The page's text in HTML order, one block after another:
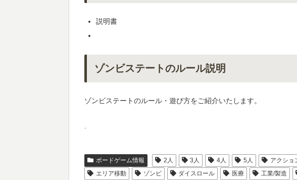
説明書
ゾンビステートのルール説明
ゾンビステートのルール・遊び方をご紹介いたします。
.
ボードゲーム情報 2人 3人 4人 5人 アクショ
エリア移動
ゾンビ ダイスロール 医療 工業/製造